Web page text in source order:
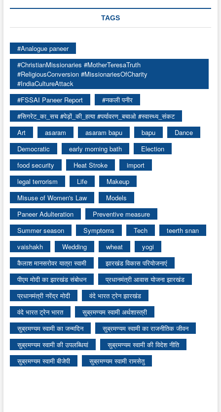
TAGS
#Analogue paneer
#ChristianMissionaries #MotherTeresaTruth
#ReligiousConversion #MissionariesOfCharity
#IndiaCultureAttack
#FSSAI Paneer Report
#नकली पनीर
#सिगरेट_का_सच #पेड़ों_की_हत्या #पर्यावरण_बचाओ #स्वास्थ्य_संकट
Art
asaram asaram bapu bapu
Dance
Democratic
early morning bath
Election
food security
Heat Stroke
import
legal terrorism
Life
Makeup
Misuse of Women's Law
Models
Paneer Adulteration
Preventive measure
Summer season
Symptoms Tech
teerth snan
vaishakh
Wedding wheat
yogi
कैलाश मानसरोवर यात्रा स्वामी
झारखंड विकास परियोजनाएं
पीएम मोदी का झारखंड संबोधन
प्रधानमंत्री आवास योजना झारखंड
प्रधानमंत्री नरेंद्र मोदी
वंदे भारत ट्रेन झारखंड
वंदे भारत ट्रेन भारत
सुब्रमण्यम स्वामी अर्थशास्त्री
सुब्रमण्यम स्वामी का जन्मदिन
सुब्रमण्यम स्वामी का राजनीतिक जीवन
सुब्रमण्यम स्वामी की उपलब्धियां
सुब्रमण्यम स्वामी की विदेश नीति
सुब्रमण्यम स्वामी बीजेपी
सुब्रमण्यम स्वामी रामसेतु